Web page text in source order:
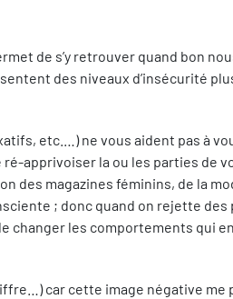
de s’y retrouver quand bon
des niveaux d’insécurité
etc.…) ne vous aident pas à
apprivoiser la ou les parties de
des magazines féminins, de la
; donc quand on rejette des
changer les comportements qui
car cette image négative